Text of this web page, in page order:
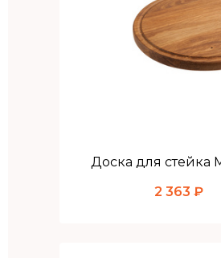
Доска для стейка
2 363 ₽